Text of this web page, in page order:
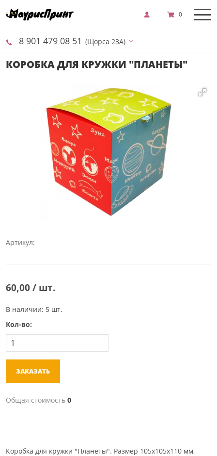
8 901 479 08 51 (Щорса 23А)
0
КОРОБКА ДЛЯ КРУЖКИ "ПЛАНЕТЫ"
Артикул:
60,00 / шт.
В наличии: 5 шт.
Кол-во:
ЗАКАЗАТЬ
Общая стоимость 0
Коробка для кружки "Планеты". Размер 105х105х110 мм,